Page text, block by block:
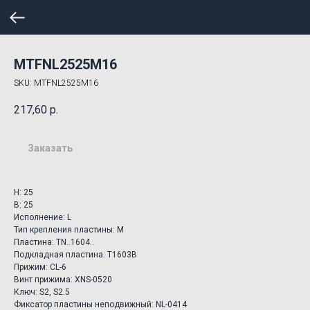
MTFNL2525M16
SKU: MTFNL2525M16
217,60 р.
Заказать
H: 25
B: 25
Исполнение: L
Тип крепления пластины: M
Пластина: TN..1604..
Подкладная пластина: T1603B
Прижим: CL-6
Винт прижима: XNS-0520
Ключ: S2, S2.5
Фиксатор пластины неподвижный: NL-0414